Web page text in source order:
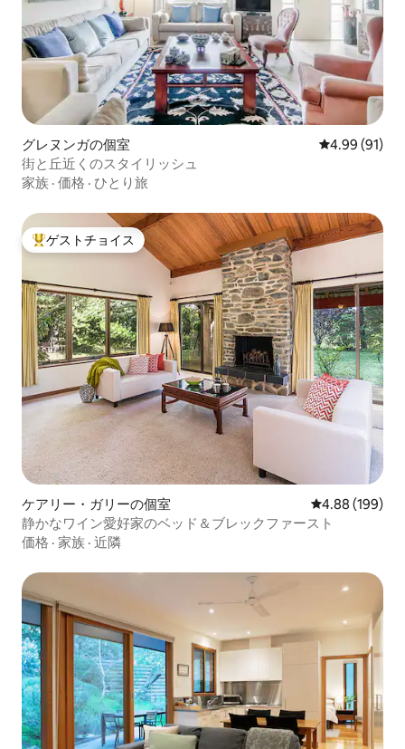
グレヌンガの個室 レビュー91
4.99 (91)
街と丘近くのスタイリッシュ
家族 · 価格 · ひとり旅
大好評のゲストチョイスです。
ゲストチョイス
ケアリー・ガリーの個室 レビュー199
4.88 (199)
静かなワイン愛好家のベッド＆ブレックファースト
価格 · 家族 · 近隣